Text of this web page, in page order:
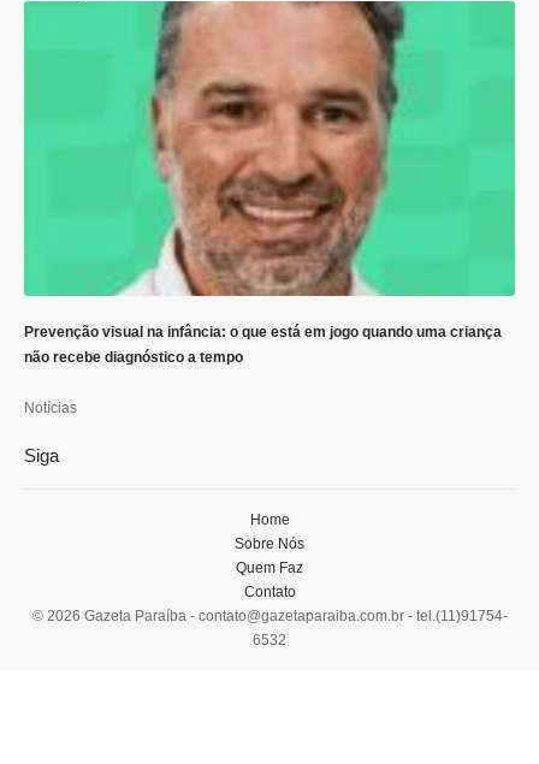
Prevenção visual na infância: o que está em jogo quando uma criança
não recebe diagnóstico a tempo
Notícias
Siga
© 2026 Gazeta Paraíba - contato@gazetaparaiba.com.br- tel.(11)91754-
6532
Home
Sobre Nós
Quem Faz
Contato